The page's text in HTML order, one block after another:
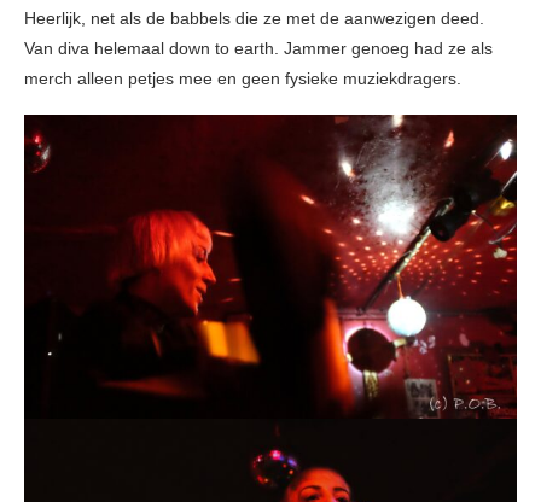
Heerlijk, net als de babbels die ze met de aanwezigen deed.
Van diva helemaal down to earth. Jammer genoeg had ze als
merch alleen petjes mee en geen fysieke muziekdragers.